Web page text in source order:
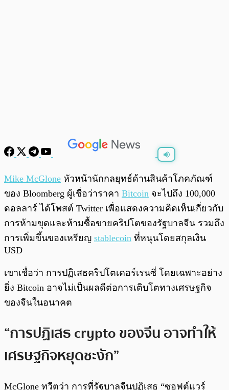
0:00 /0:00
Mike McGlone หัวหน้านักกลยุทธ์ด้านสินค้าโภคภัณฑ์
ของ Bloomberg ผู้เชื่อว่าราคา Bitcoin จะไปถึง 100,000
ดอลลาร์ ได้โพสต์ Twitter เพื่อแสดงความคิดเห็นเกี่ยวกับ
การห้ามขุดและห้ามซื้อขายคริปโตของรัฐบาลจีน รวมถึง
การเพิ่มขึ้นของเหรียญ stablecoin ที่หนุนโดยสกุลเงิน
USD
เขาเชื่อว่า การปฏิเสธคริปโตเคอร์เรนซี่ โดยเฉพาะอย่าง
ยิ่ง Bitcoin อาจไม่เป็นผลดีต่อการเติบโตทางเศรษฐกิจ
ของจีนในอนาคต
“การปฏิเสธ crypto ของจีน อาจทำให้
เศรษฐกิจหยุดชะงัก”
McGlone ทวีตว่า การที่รัฐบาลจีนปฏิเสธ “ซอฟต์แวร์